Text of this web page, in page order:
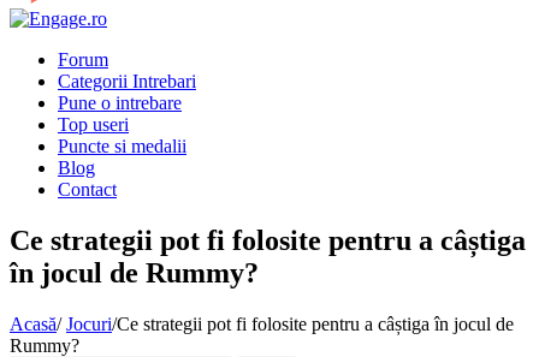
Forum
Categorii Intrebari
Pune o intrebare
Top useri
Puncte si medalii
Blog
Contact
Ce strategii pot fi folosite pentru a câștiga
în jocul de Rummy?
Acasă/ Jocuri/Ce strategii pot fi folosite pentru a câștiga în jocul de
Rummy?